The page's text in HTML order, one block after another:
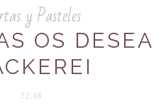
y Pasteles
OS DESEA
22:18